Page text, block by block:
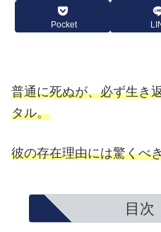
Pocket
普通に死ぬが、必ず生き
タル。
彼の存在理由には驚くべ
目次